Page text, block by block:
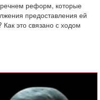
реформ, которые
предоставления ей
это связано с ходом